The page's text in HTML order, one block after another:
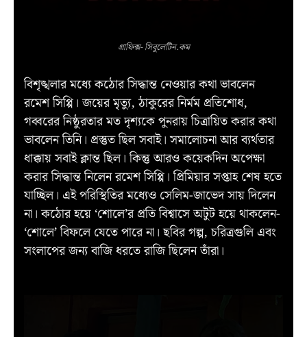
গ্রাফিক্স- সিবুলেটিন.কম
বিশৃঙ্খলার মধ্যে কঠোর সিদ্ধান্ত নেওয়ার কথা ভাবলেন
রমেশ সিপ্পি। জয়ের মৃত্যু, ঠাকুরের নির্মম প্রতিশোধ,
গব্বরের নিষ্ঠুরতার মত দৃশ্যকে পুনরায় চিত্রায়িত করার কথা
ভাবলেন তিনি। প্রস্তুত ছিল সবাই। সমালোচনা আর ব্যর্থতার
ধাক্কায় সবাই ক্লান্ত ছিল। কিন্তু আরও কয়েকদিন অপেক্ষা
করার সিদ্ধান্ত নিলেন রমেশ সিপ্পি। প্রিমিয়ার সপ্তাহ শেষ হতে
যাচ্ছিল। এই পরিস্থিতির মধ্যেও সেলিম-জাভেদ সায় দিলেন
না। কঠোর হয়ে ‘শোলে’র প্রতি বিশ্বাসে অটুট হয়ে থাকলেন-
‘শোলে’ বিফলে যেতে পারে না। ছবির গল্প, চরিত্রগুলি এবং
সংলাপের জন্য বাজি ধরতে রাজি ছিলেন তাঁরা।